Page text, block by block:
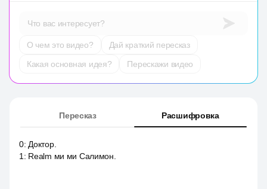
Что вас интересует?
О чем это видео?
Дай краткий пересказ
Какая основная идея?
Перескажи видео
Пересказ Расшифровка
0: Доктор.
1 : Realm ми ми Салимон.